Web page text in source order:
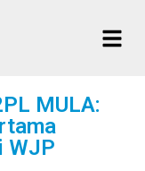
MULA:
WJP